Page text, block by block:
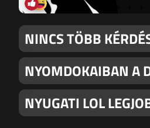
NINCS TÖBB
NYOMDOKAIBAN A
NYUGATI LOL